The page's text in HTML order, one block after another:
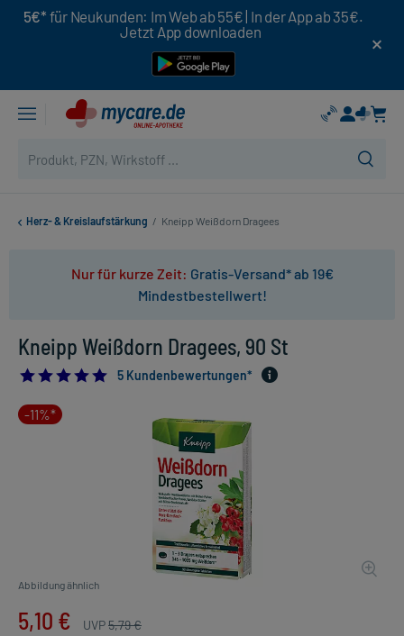
5€* für Neukunden: Im Web ab 55€ | In der App ab 35€.
Jetzt App downloaden
Herz- & Kreislaufstärkung / Kneipp Weißdorn Dragees
Nur für kurze Zeit: Gratis-Versand* ab 19€
Mindestbestellwert!
Kneipp Weißdorn Dragees, 90 St
4.8
5 Kundenbewertungen*
-11%*
Abbildung ähnlich
5,10 € UVP5,79 €